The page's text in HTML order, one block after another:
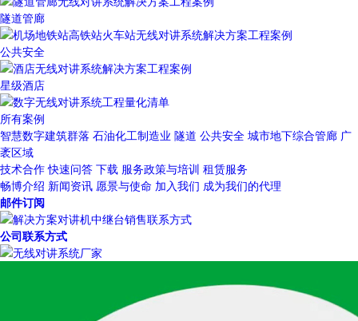
隧道管廊
公共安全
星级酒店
所有案例
智慧数字建筑群落 石油化工制造业 隧道 公共安全 城市地下综合管廊 广
袤区域
技术合作 快速问答 下载 服务政策与培训 租赁服务
畅博介绍 新闻资讯 愿景与使命 加入我们 成为我们的代理
邮件订阅
公司联系方式